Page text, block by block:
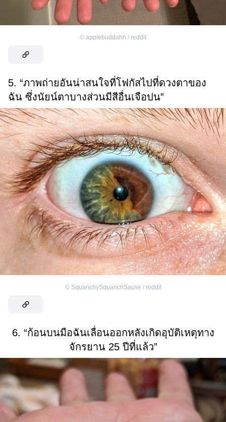
© applebuddahh / reddit
5. “ภาพถ่ายอันน่าสนใจที่โฟกัสไปที่ดวงตาของ
ฉัน ซึ่งนัยน์ตาบางส่วนมีสีอื่นเจือปน”
© SquanchySquanchSause / reddit
6. “ก้อนบนมือฉันเลื่อนออกหลังเกิดอุบัติเหตุทาง
จักรยาน 25 ปีที่แล้ว”